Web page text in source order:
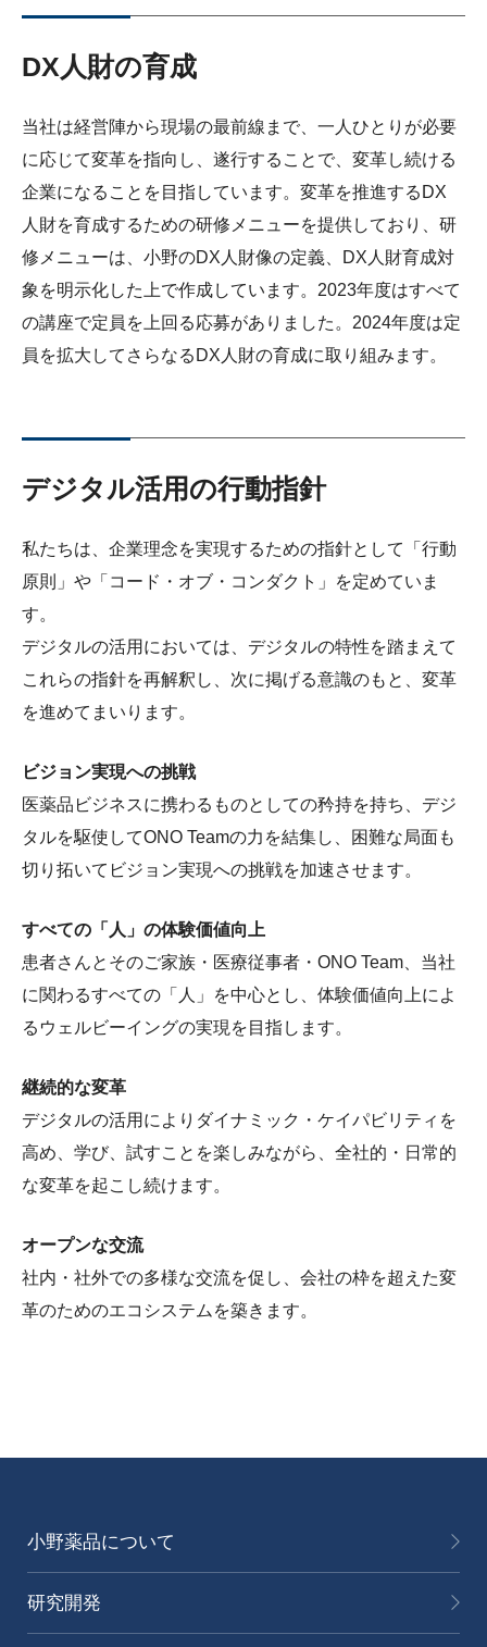
DX人財の育成
当社は経営陣から現場の最前線まで、一人ひとりが必要
に応じて変革を指向し、遂行することで、変革し続ける
企業になることを目指しています。変革を推進するDX
人財を育成するための研修メニューを提供しており、研
修メニューは、小野のDX人財像の定義、DX人財育成対
象を明示化した上で作成しています。2023年度はすべて
の講座で定員を上回る応募がありました。2024年度は定
員を拡大してさらなるDX人財の育成に取り組みます。
デジタル活用の行動指針
私たちは、企業理念を実現するための指針として「行動
原則」や「コード・オブ・コンダクト」を定めていま
す。
デジタルの活用においては、デジタルの特性を踏まえて
これらの指針を再解釈し、次に掲げる意識のもと、変革
を進めてまいります。
ビジョン実現への挑戦
医薬品ビジネスに携わるものとしての矜持を持ち、デジ
タルを駆使してONO Teamの力を結集し、困難な局面も
切り拓いてビジョン実現への挑戦を加速させます。
すべての「人」の体験価値向上
患者さんとそのご家族・医療従事者・ONO Team、当社
に関わるすべての「人」を中心とし、体験価値向上によ
るウェルビーイングの実現を目指します。
継続的な変革
デジタルの活用によりダイナミック・ケイパビリティを
高め、学び、試すことを楽しみながら、全社的・日常的
な変革を起こし続けます。
オープンな交流
社内・社外での多様な交流を促し、会社の枠を超えた変
革のためのエコシステムを築きます。
小野薬品について
研究開発